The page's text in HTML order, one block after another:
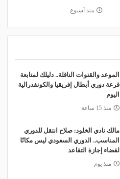
منذ أسبوع
الموعد والقنوات الناقلة.. دليلك لمتابعة
قرعة دوري أبطال إفريقيا والكونفدرالية
اليوم
منذ 15 ساعة
مالك نادي الخلود: صلاح انتقل للدوري
المناسب.. الدوري السعودي ليس مكانًا
لقضاء إجازة التقاعد
منذ يوم